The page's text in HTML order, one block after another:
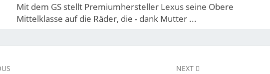
Mit dem GS stellt Premiumhersteller Lexus seine Obere
Mittelklasse auf die Räder, die - dank Mutter ...
NEXT